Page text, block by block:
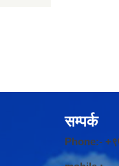
सम्पर्क
Phone:-